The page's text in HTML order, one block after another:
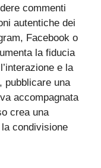
commenti
autentiche dei
Facebook o
la fiducia
e la
pubblicare una
accompagnata
crea una
condivisione